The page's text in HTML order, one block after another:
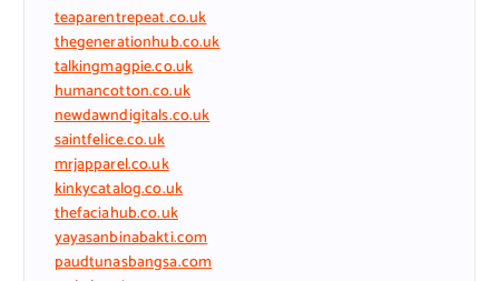
teaparentrepeat.co.uk
thegenerationhub.co.uk
talkingmagpie.co.uk
humancotton.co.uk
newdawndigitals.co.uk
saintfelice.co.uk
mrjapparel.co.uk
kinkycatalog.co.uk
thefaciahub.co.uk
yayasanbinabakti.com
paudtunasbangsa.com